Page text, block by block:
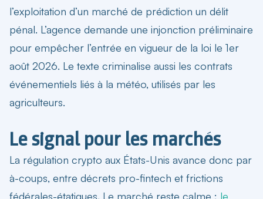
l’exploitation d’un marché de prédiction un délit
pénal. L’agence demande une injonction préliminaire
pour empêcher l’entrée en vigueur de la loi le 1er
août 2026. Le texte criminalise aussi les contrats
événementiels liés à la météo, utilisés par les
agriculteurs.
Le signal pour les marchés
La régulation crypto aux États-Unis avance donc par
à-coups, entre décrets pro-fintech et frictions
fédérales-étatiques. Le marché reste calme : le